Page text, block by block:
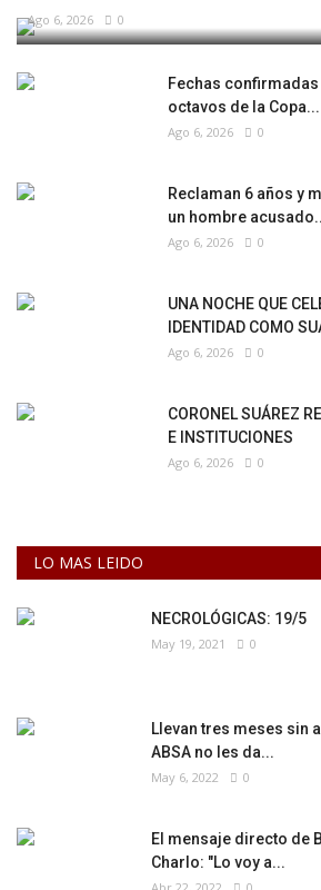
Ago 6, 2026 0
Fechas
octavos de la Copa...
Ago 6, 2026 0
Reclaman 6 años y
un hombre
Ago 6, 2026 0
UNA NOCHE QUE
IDENTIDAD COMO
Ago 6, 2026 0
CORONEL SUÁREZ
E INSTITUCIONES
Ago 6, 2026 0
LO MAS LEIDO
NECROLÓGICAS: 19/5
May 19, 2021 0
Llevan tres meses sin
ABSA no les da...
May 6, 2022 0
El mensaje directo de
Charlo: "Lo voy a...